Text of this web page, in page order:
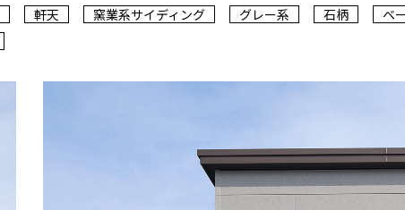
軒天 窯業系サイディング グレー系 石柄 ベ